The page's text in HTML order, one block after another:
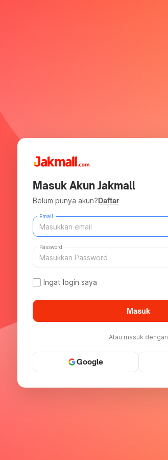
Masuk Akun Jakmall
Belum punya akun?Daftar
Email
Password
Ingat login saya
Masuk
Atau masuk dengan
Google